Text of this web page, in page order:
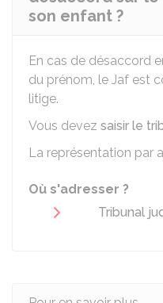
son enfant ?
En cas de désaccord
du prénom, le Jaf est
litige.
Vous devez saisir le
La représentation par
Où s'adresser ?
Tribunal